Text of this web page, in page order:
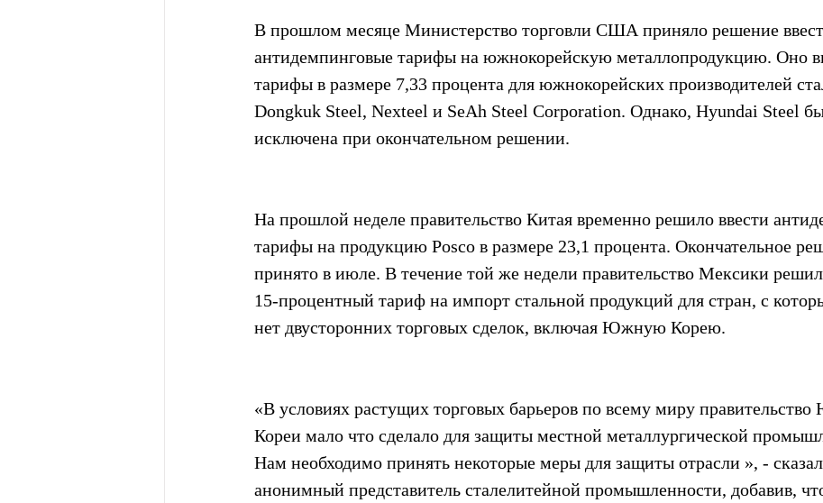
В прошлом месяце Министерство торговли США приняло решение
антидемпинговые тарифы на южнокорейскую металлопродукцию. Оно
тарифы в размере 7,33 процента для южнокорейских производителей
Dongkuk Steel, Nexteel и SeAh Steel Corporation. Однако, Hyundai Steel
исключена при окончательном решении.
На прошлой неделе правительство Китая временно решило ввести
тарифы на продукцию Posco в размере 23,1 процента. Окончательное
принято в июле. В течение той же недели правительство Мексики
15-процентный тариф на импорт стальной продукций для стран, с
нет двусторонних торговых сделок, включая Южную Корею.
«В условиях растущих торговых барьеров по всему миру
Кореи мало что сделало для защиты местной металлургической
Нам необходимо принять некоторые меры для защиты отрасли », - сказал
анонимный представитель сталелитейной промышленности, добавив,